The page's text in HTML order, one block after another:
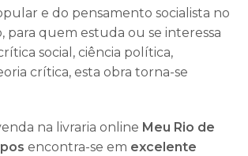
e do pensamento socialista no
para quem estuda ou se interessa
social, ciência política,
crítica, esta obra torna-se
na livraria online Meu Rio de
encontra-se em excelente